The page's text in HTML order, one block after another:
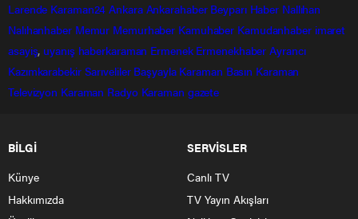
Larende Karaman24 Ankara Ankarahaber Beyparı Haber Nallıhan
Nalıhanhaber Memur Memurhaber Kamuhaber Kamudanhaber imaret
asayiş, uyanış haberkaraman Ermenek Ermenekhaber Ayrancı
Kazımkarabekir Sarıveliler Başyayla Karaman Basın Karaman
Televizyon Karaman Radyo Karaman gazete
BİLGİ
Künye
Hakkımızda
SERVİSLER
Canlı TV
TV Yayın Akışları